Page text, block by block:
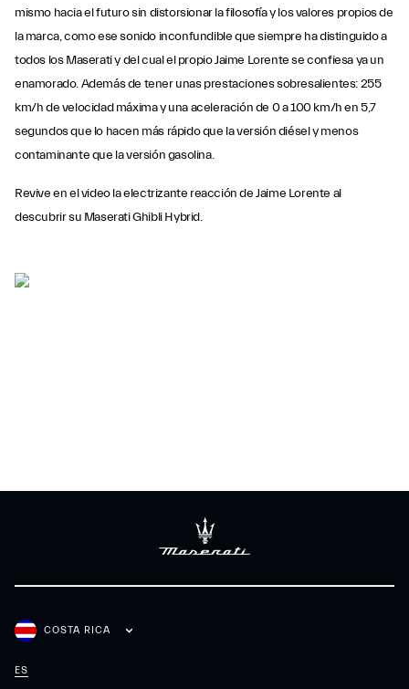
mismo hacia el futuro sin distorsionar la filosofía y los valores propios de
la marca, como ese sonido inconfundible que siempre ha distinguido a
todos los Maserati y del cual el propio Jaime Lorente se confiesa ya un
enamorado. Además de tener unas prestaciones sobresalientes: 255
km/h de velocidad máxima y una aceleración de 0 a 100 km/h en 5,7
segundos que lo hacen más rápido que la versión diésel y menos
contaminante que la versión gasolina.
Revive en el video la electrizante reacción de Jaime Lorente al
descubrir su Maserati Ghibli Hybrid.
COSTA RICA
ES